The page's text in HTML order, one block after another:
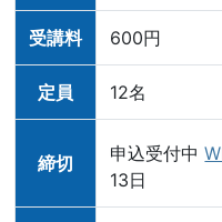
受講料 600円
定員 12名
締切 申込受付中
13日